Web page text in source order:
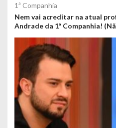
1ª Companhia
Nem vai acreditar na atual
Andrade da 1ª Companhia!